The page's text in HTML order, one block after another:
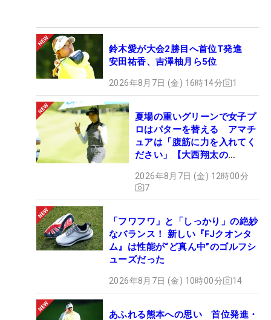
鈴木愛が大会2勝目へ首位T発進
安田祐香、吉澤柚月ら5位
2026年8月7日 (金) 16時14分 1
夏場の重いグリーンで女子プ
ロはパターを替える アマチ
ュアは「腹筋に力を入れてく
ださい」【大西翔太の
2026年8月7日 (金) 12時00分
7
「フワフワ」と「しっかり」の絶妙
なバランス！ 新しい『FJクオンタ
ム』は性能が“ど真ん中”のゴルフシ
ューズだった
2026年8月7日 (金) 10時00分 14
あふれる熊本への思い 首位発進・